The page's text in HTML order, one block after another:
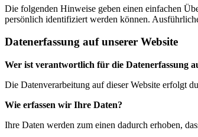
Die folgenden Hinweise geben einen einfachen
persönlich identifiziert werden können.
Datenerfassung auf unserer Website
Wer ist verantwortlich für die Datenerfassung
Die Datenverarbeitung auf dieser Website erfolgt
Wie erfassen wir Ihre Daten?
Ihre Daten werden zum einen dadurch erhoben,